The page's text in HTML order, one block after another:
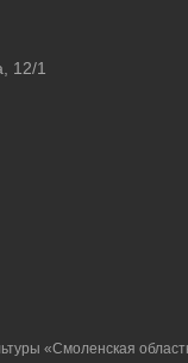
12/1
«Смоленская